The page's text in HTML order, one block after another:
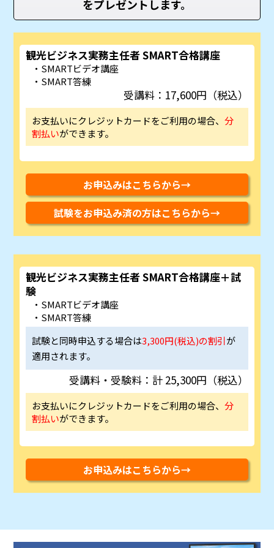
をプレゼントします。
観光ビジネス実務主任者 SMART合格講座
SMARTビデオ講座
SMART答練
受講料：17,600円（税込）
お支払いにクレジットカードをご利用の場合、分
割払いができます。
お申込みはこちらから→
試験をお申込み済の方はこちらから→
観光ビジネス実務主任者 SMART合格講座＋試
験
SMARTビデオ講座
SMART答練
試験と同時申込する場合は3,300円(税込)の割引が
適用されます。
受講料・受験料：計 25,300円（税込）
お支払いにクレジットカードをご利用の場合、分
割払いができます。
お申込みはこちらから→